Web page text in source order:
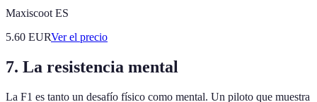
Maxiscoot ES
5.60 EURVer el precio
7. La resistencia mental
La F1 es tanto un desafío físico como mental. Un piloto que muestra